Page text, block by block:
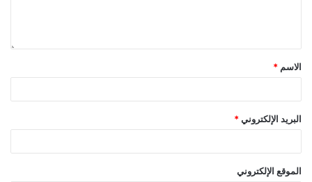
الاسم *
البريد الإلكتروني *
الموقع الإلكتروني